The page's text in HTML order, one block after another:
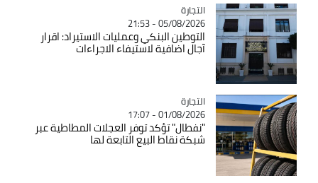
Catégorie
التجارة
05/08/2026 - 21:53
التوطين البنكي وعمليات الاستيراد: اقرار
آجال اضافية لاستيفاء الاجراءات
Catégorie
التجارة
01/08/2026 - 17:07
"نفطال" تؤكد توفر العجلات المطاطية عبر
شبكة نقاط البيع التابعة لها